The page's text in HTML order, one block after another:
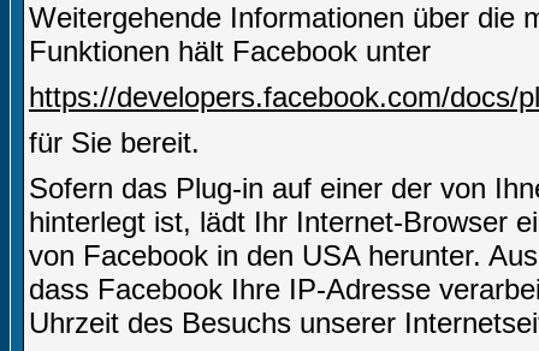
Weitergehende Informationen über die
Funktionen hält Facebook unter
https://developers.facebook.com/docs/
für Sie bereit.
Sofern das Plug-in auf einer der von
hinterlegt ist, lädt Ihr Internet-Browser
von Facebook in den USA herunter.
dass Facebook Ihre IP-Adresse
Uhrzeit des Besuchs unserer